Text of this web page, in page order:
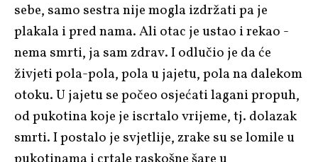
sebe, samo sestra nije mogla izdržati pa je
plakala i pred nama. Ali otac je ustao i rekao -
nema smrti, ja sam zdrav. I odlučio je da će
živjeti pola-pola, pola u jajetu, pola na dalekom
otoku. U jajetu se počeo osjećati lagani propuh,
od pukotina koje je iscrtalo vrijeme, tj. dolazak
smrti. I postalo je svjetlije, zrake su se lomile u